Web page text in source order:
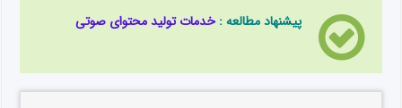
پیشنهاد مطالعه :خدمات تولید محتوای صوتی